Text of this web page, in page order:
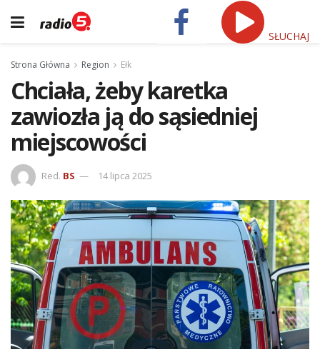
SŁUCHAJ
Strona Główna Region Ełk
Chciała, żeby karetka
zawiozła ją do sąsiedniej
miejscowości
Red. BS 14 lipca 2025